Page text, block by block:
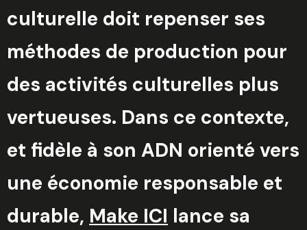
culturelle doit repenser ses
méthodes de production pour
des activités culturelles plus
vertueuses. Dans ce contexte,
et fidèle à son ADN orienté vers
une économie responsable et
durable, Make ICI lance sa